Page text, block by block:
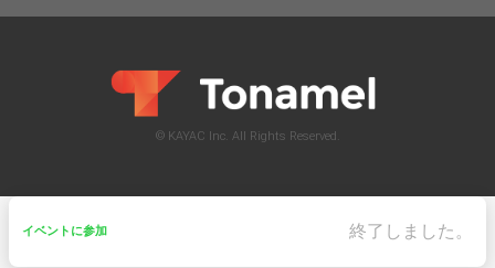
© KAYAC Inc. All Rights Reserved.
イベントに参加 終了しました。